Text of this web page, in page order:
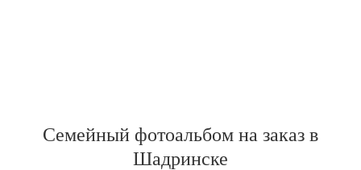
Семейный фотоальбом на заказ в
Шадринске